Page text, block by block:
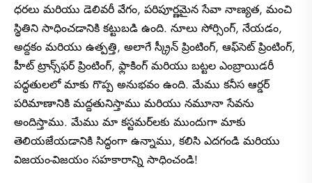
ధరలు మరియు డెలివరీ వేగం, పరిపూర్ణమైన సేవా నాణ్యత, మంచి
స్థితిని సాధించడానికి కట్టుబడి ఉంది. నూలు సోర్సింగ్, నేయడం,
అద్దకం మరియు ఉత్పత్తి, అలాగే స్క్రీన్ ప్రింటింగ్, ఆఫ్‌సెట్ ప్రింటింగ్,
హీట్ ట్రాన్స్‌ఫర్ ప్రింటింగ్, ఫ్లాకింగ్ మరియు బట్టల ఎంబ్రాయిడరీ
పద్ధతులలో మాకు గొప్ప అనుభవం ఉంది. మేము కనీస ఆర్డర్
పరిమాణానికి మద్దతునిస్తాము మరియు నమూనా సేవను
అందిస్తాము. మేము మా కస్టమర్‌లకు ముందుగా మాకు
తెలియజేయడానికి సిద్ధంగా ఉన్నాము, కలిసి ఎదగండి మరియు
విజయం-విజయం సహకారాన్ని సాధించండి!